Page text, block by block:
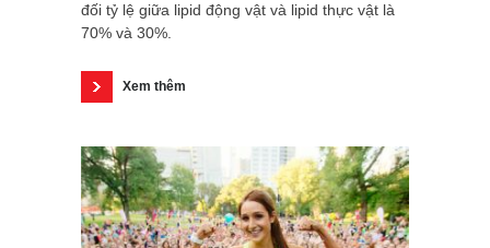
đối tỷ lệ giữa lipid động vật và lipid thực vật là
70% và 30%.
Xem thêm